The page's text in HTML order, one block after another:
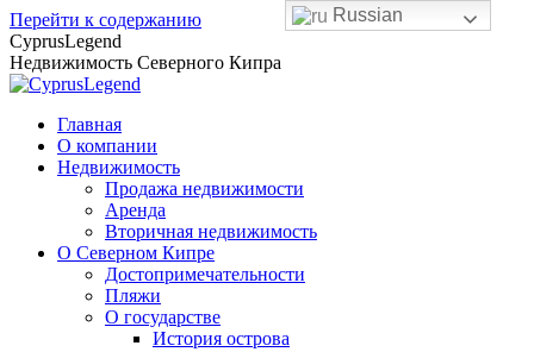
Перейти к содержанию
CyprusLegend
Недвижимость Северного Кипра
Главная
О компании
Недвижимость
Продажа недвижимости
Аренда
Вторичная недвижимость
О Северном Кипре
Достопримечательности
Пляжи
О государстве
История острова
Russian